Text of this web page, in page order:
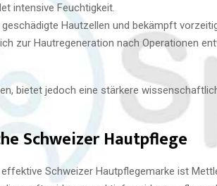
intensive Feuchtigkeit.
Hautzellen und bekämpft
zur Hautregeneration nach Operationen
bietet jedoch eine stärkere
Schweizer Hautpflege
Schweizer Hautpflegemarke ist